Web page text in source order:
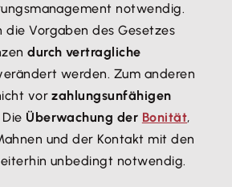
notwendig.
die Vorgaben des Gesetzes
durch vertragliche
werden. Zum anderen
vorzahlungsunfähigen
Überwachung der Bonität,
und der Kontakt mit den
unbedingt notwendig.